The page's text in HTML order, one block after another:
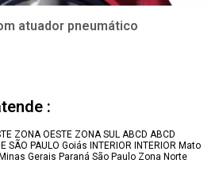
atuador pneumático
:
ZONA OESTE ZONA SUL ABCD ABCD
SÃO PAULO Goiás INTERIOR INTERIOR Mato
Minas Gerais Paraná São Paulo Zona Norte